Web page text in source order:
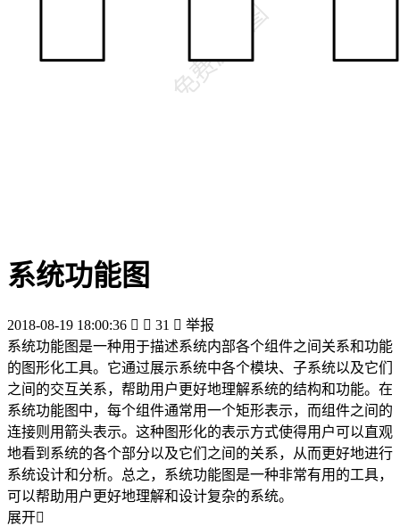
系统功能图
2018-08-19 18:00:36   31  举报
系统功能图是一种用于描述系统内部各个组件之间关系和功能
的图形化工具。它通过展示系统中各个模块、子系统以及它们
之间的交互关系，帮助用户更好地理解系统的结构和功能。在
系统功能图中，每个组件通常用一个矩形表示，而组件之间的
连接则用箭头表示。这种图形化的表示方式使得用户可以直观
地看到系统的各个部分以及它们之间的关系，从而更好地进行
系统设计和分析。总之，系统功能图是一种非常有用的工具，
可以帮助用户更好地理解和设计复杂的系统。
展开